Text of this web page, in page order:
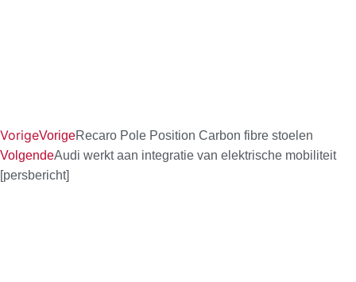
VorigeVorigeRecaro Pole Position Carbon fibre stoelen
VolgendeAudi werkt aan integratie van elektrische mobiliteit
[persbericht]